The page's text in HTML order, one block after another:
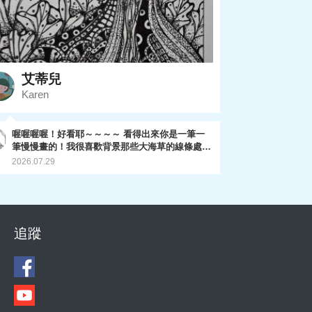
艾蒂兒
Karen
喔喔喔喔！好看耶～～～～ 看得出來你是一筆一
筆慢慢畫的！我很喜歡背景那些大海草的線條處
理，還有前方海草的螺旋線條感～ 整體很細緻耶
2026.07.29
追蹤